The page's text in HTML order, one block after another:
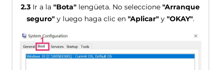
2.3 Ir a la"Bota" lengüeta. No seleccione"Arranque
seguro"y luego haga clic en "Aplicar"y "OKAY".